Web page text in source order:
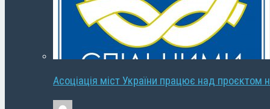
Асоціація міст України працює над проєктом